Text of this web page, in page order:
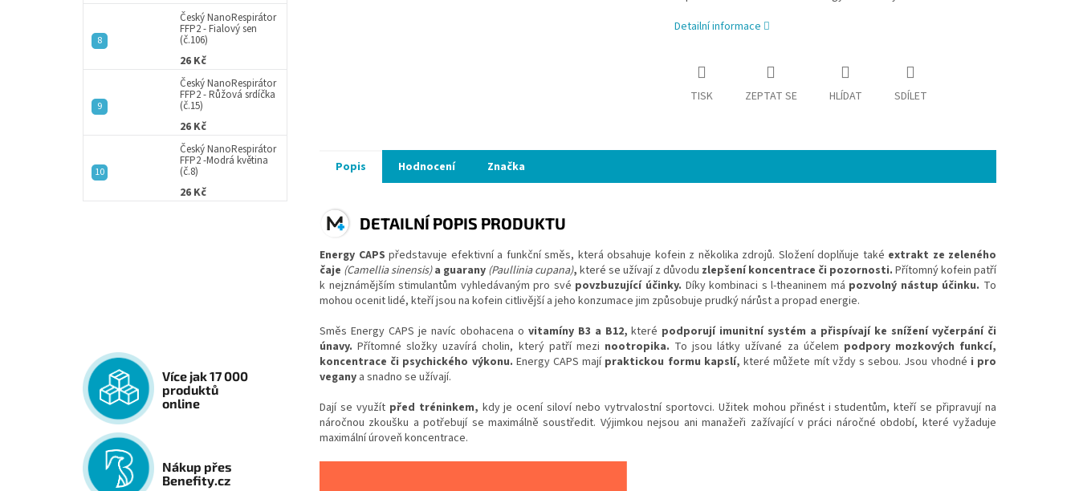
Český NanoRespirátor
FFP2 - Fialový sen
(č.106)
26 Kč
Český NanoRespirátor
FFP2 - Růžová srdíčka
(č.15)
26 Kč
Český NanoRespirátor
FFP2 -Modrá květina
(č.8)
26 Kč
Více jak 17 000
produktů
online
Nákup přes
Benefity.cz
Detailní informace
TISK ZEPTAT SE HLÍDAT SDÍLET
Popis Hodnocení Značka
DETAILNÍ POPIS PRODUKTU
Energy CAPS představuje efektivní a funkční směs, která obsahuje kofein z několika zdrojů. Složení doplňuje také extrakt ze zeleného
čaje (Camellia sinensis)a guarany (Paullinia cupana), které se užívají z důvodu zlepšení koncentrace či pozornosti. Přítomný kofein patří
k nejznámějším stimulantům vyhledávaným pro své povzbuzující účinky. Díky kombinaci s l-theaninem má pozvolný nástup účinku. To
mohou ocenit lidé, kteří jsou na kofein citlivější a jeho konzumace jim způsobuje prudký nárůst a propad energie.
Směs Energy CAPS je navíc obohacena o vitamíny B3 a B12,které podporují imunitní systém a přispívají ke snížení vyčerpání či
únavy.Přítomné složky uzavírá cholin, který patří mezi nootropika. To jsou látky užívané za účelem podpory mozkových funkcí,
koncentrace či psychického výkonu. Energy CAPS mají praktickou formu kapslí,které můžete mít vždy s sebou. Jsou vhodné i pro
vegany a snadno se užívají.
Dají se využít před tréninkem, kdy je ocení siloví nebo vytrvalostní sportovci. Užitek mohou přinést i studentům, kteří se připravují na
náročnou zkoušku a potřebují se maximálně soustředit. Výjimkou nejsou ani manažeři zažívající v práci náročné období, které vyžaduje
maximální úroveň koncentrace.